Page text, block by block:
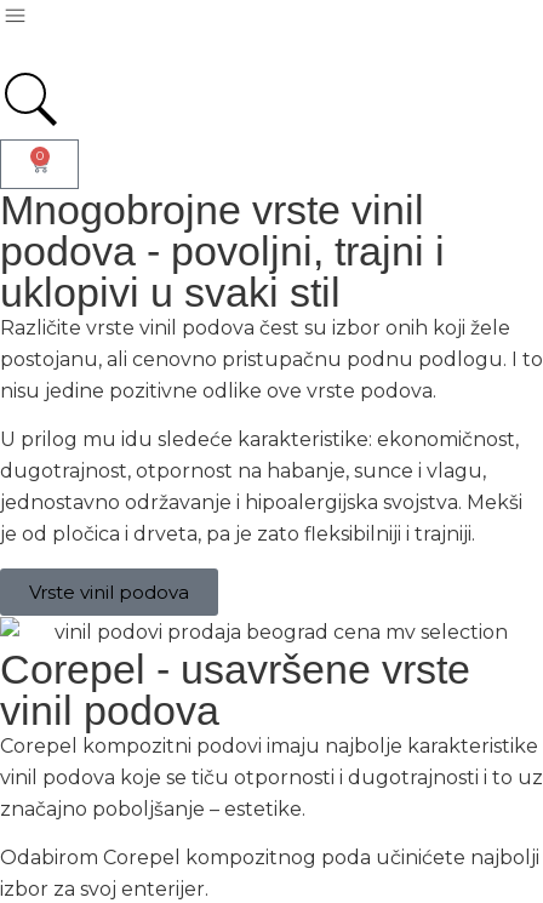
0
Mnogobrojne vrste vinil
podova - povoljni, trajni i
uklopivi u svaki stil
Različite vrste vinil podova čest su izbor onih koji žele
postojanu, ali cenovno pristupačnu podnu podlogu. I to
nisu jedine pozitivne odlike ove vrste podova.
U prilog mu idu sledeće karakteristike: ekonomičnost,
dugotrajnost, otpornost na habanje, sunce i vlagu,
jednostavno održavanje i hipoalergijska svojstva. Mekši
je od pločica i drveta, pa je zato fleksibilniji i trajniji.
Vrste vinil podova
Corepel - usavršene vrste
vinil podova
Corepel kompozitni podovi imaju najbolje karakteristike
vinil podova koje se tiču otpornosti i dugotrajnosti i to uz
značajno poboljšanje – estetike.
Odabirom Corepel kompozitnog poda učinićete najbolji
izbor za svoj enterijer.